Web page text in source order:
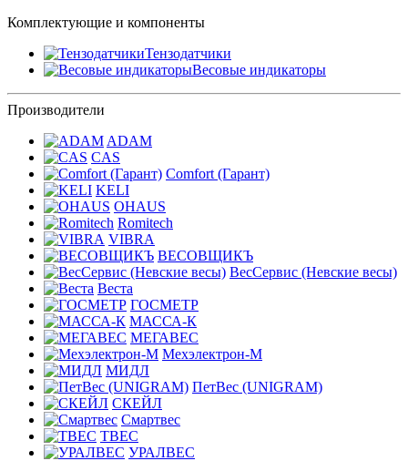
Комплектующие и компоненты
Тензодатчики
Весовые индикаторы
Производители
ADAM
CAS
Comfort (Гарант)
KELI
OHAUS
Romitech
VIBRA
ВЕСОВЩИКЪ
ВесСервис (Невские весы)
Веста
ГОСМЕТР
МАССА-К
МЕГАВЕС
Мехэлектрон-М
МИДЛ
ПетВес (UNIGRAM)
СКЕЙЛ
Смартвес
ТВЕС
УРАЛВЕС